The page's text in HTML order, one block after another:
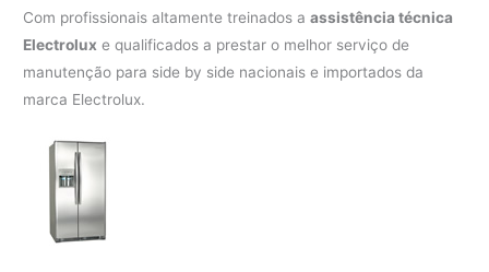
Com profissionais altamente treinados aassistência técnica
Electrolux e qualificados a prestar o melhor serviço de
manutenção para side by side nacionais e importados da
marca Electrolux.